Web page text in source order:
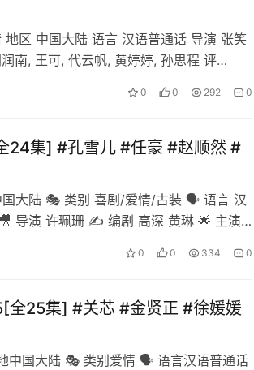
区 中国大陆 语言 汉语普通话 导演 张笑
南, 王可, 代云帆, 黄婷婷, 孙思程 评…
0 0 292 0
集] #孔雪儿 #任豪 #赵顺然 #
大陆 🎭 类别 喜剧/爱情/古装 🗣️ 语言 汉
导演 许珮珊 ✍️ 编剧 高深 黄琳 🌟 主演…
0 0 334 0
25集] #关芯 #金贤正 #徐媛媛
中国大陆 🎭 类别爱情 🗣️ 语言汉语普通话